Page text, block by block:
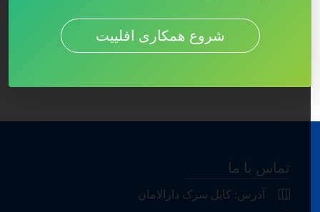
شروع همکاری افلییت
تماس با ما
آدرس: کابل سرک دارالامان